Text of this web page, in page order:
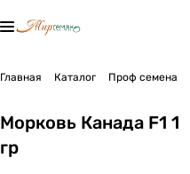
Главная Каталог Проф семена
Морковь Канада F1 1
гр